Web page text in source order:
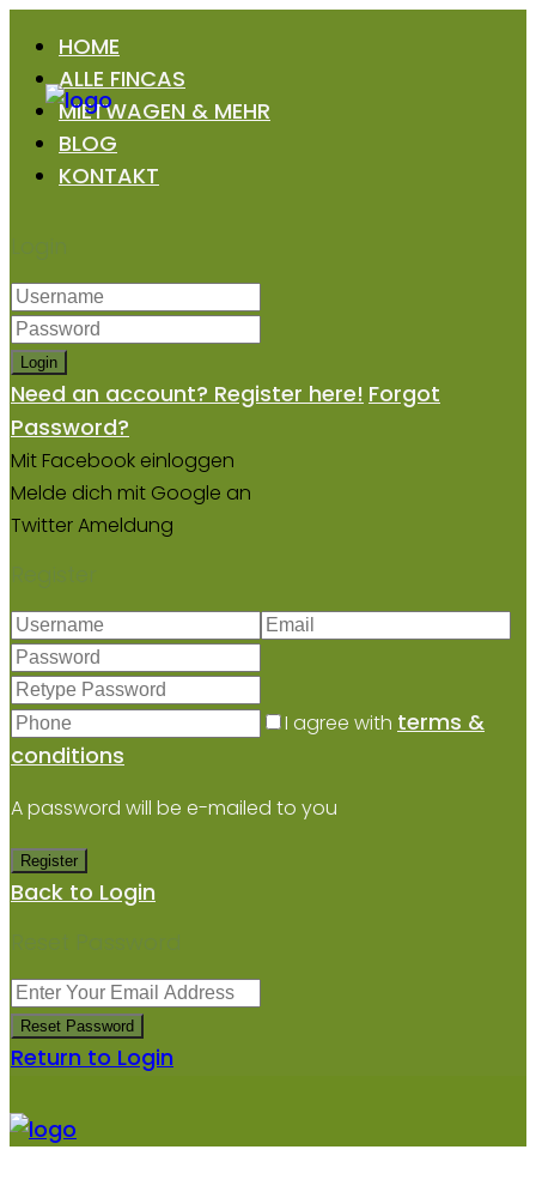
HOME
ALLE FINCAS
MIETWAGEN & MEHR
BLOG
KONTAKT
Login
Login
Need an account? Register here! Forgot
Password?
Mit Facebook einloggen
Melde dich mit Google an
Twitter Ameldung
Register
I agree with terms &
conditions
A password will be e-mailed to you
Register
Back to Login
Reset Password
Reset Password
Return to Login